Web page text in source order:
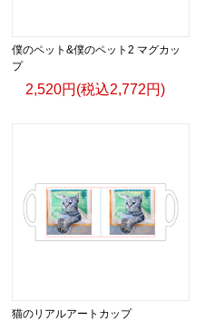
僕のペット&僕のペット2 マグカッ
プ
2,520円(税込2,772円)
猫のリアルアートカップ